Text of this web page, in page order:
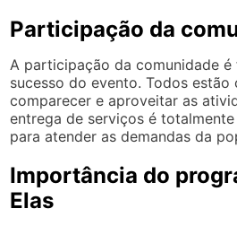
Participação da
A participação da comunidade é
sucesso do evento. Todos estão
comparecer e aproveitar as
entrega de serviços é
para atender as demandas da
Importância do
Elas